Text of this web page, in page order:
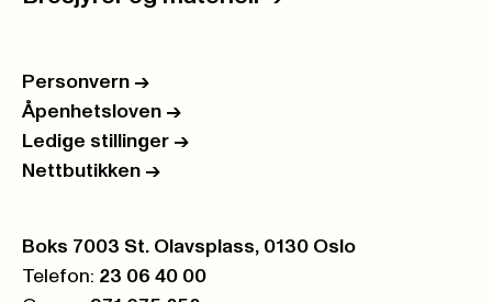
Personvern ->
Åpenhetsloven ->
Ledige stillinger ->
Nettbutikken ->
Postboks:
Boks 7003 St. Olavsplass, 0130 Oslo
Telefon: 23 06 40 00